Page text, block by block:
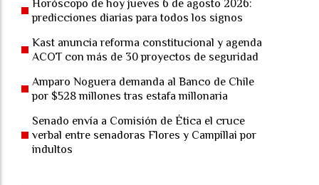
Horóscopo de hoy jueves 6 de agosto 2026:
predicciones diarias para todos los signos
Kast anuncia reforma constitucional y agenda
ACOT con más de 30 proyectos de seguridad
Amparo Noguera demanda al Banco de Chile
por $528 millones tras estafa millonaria
Senado envía a Comisión de Ética el cruce
verbal entre senadoras Flores y Campillai por
indultos